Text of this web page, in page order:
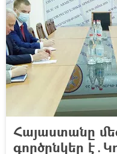
Հայաստանը
գործընկեր